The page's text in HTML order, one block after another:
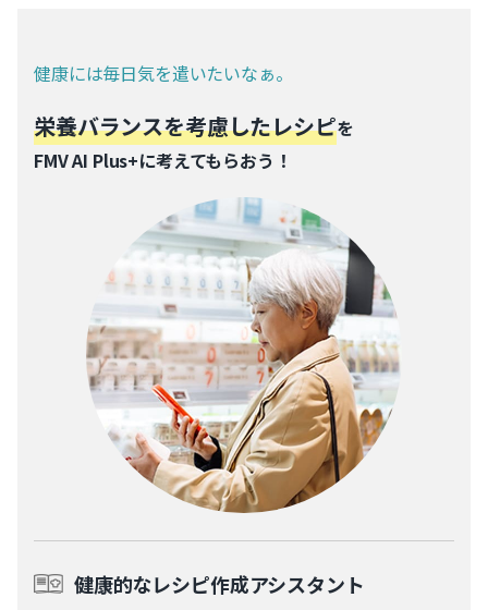
健康には毎日気を遣いたいなぁ。
栄養バランスを考慮したレシピを
FMV AI Plus+に考えてもらおう！
健康的なレシピ作成アシスタント